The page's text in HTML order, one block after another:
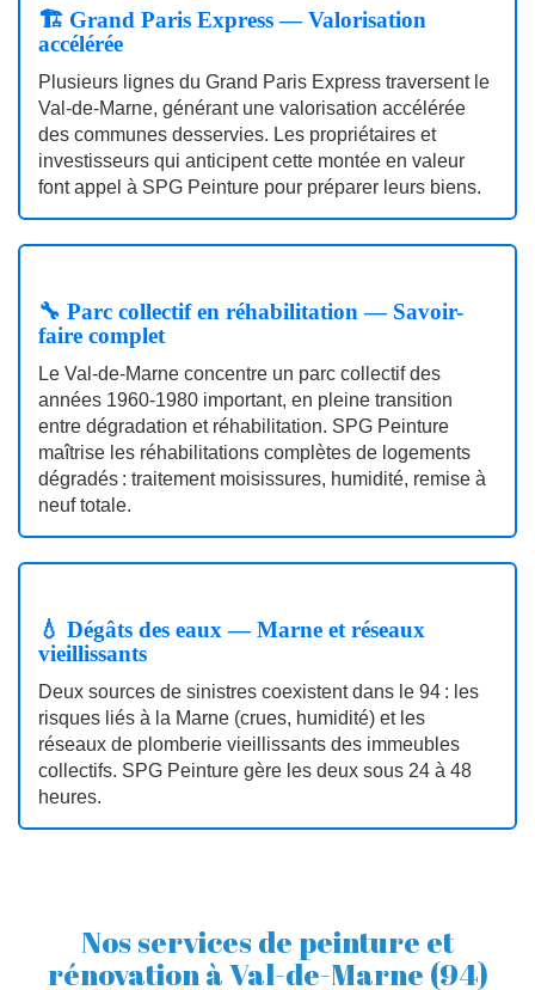
🏗️ Grand Paris Express — Valorisation
accélérée
Plusieurs lignes du Grand Paris Express traversent le
Val‑de‑Marne, générant une valorisation accélérée
des communes desservies. Les propriétaires et
investisseurs qui anticipent cette montée en valeur
font appel à SPG Peinture pour préparer leurs biens.
🔧 Parc collectif en réhabilitation — Savoir-
faire complet
Le Val‑de‑Marne concentre un parc collectif des
années 1960‑1980 important, en pleine transition
entre dégradation et réhabilitation. SPG Peinture
maîtrise les réhabilitations complètes de logements
dégradés : traitement moisissures, humidité, remise à
neuf totale.
💧 Dégâts des eaux — Marne et réseaux
vieillissants
Deux sources de sinistres coexistent dans le 94 : les
risques liés à la Marne (crues, humidité) et les
réseaux de plomberie vieillissants des immeubles
collectifs. SPG Peinture gère les deux sous 24 à 48
heures.
Nos services de peinture et
rénovation à Val-de-Marne (94)